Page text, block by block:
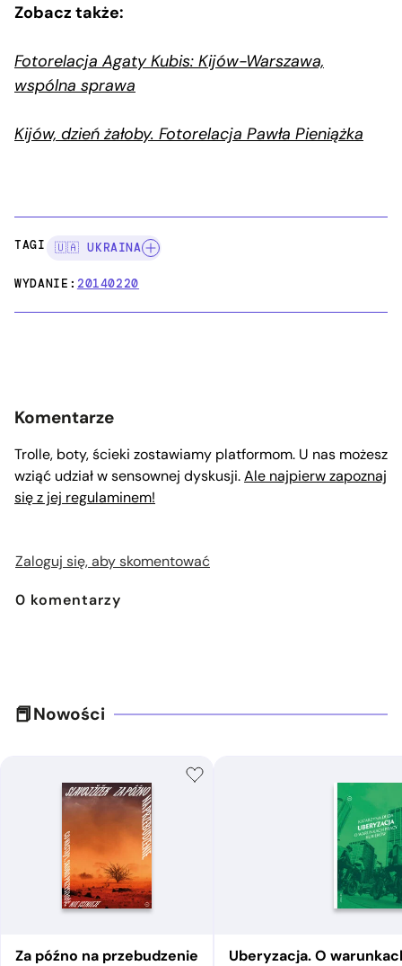
Zobacz także:
Fotorelacja Agaty Kubis: Kijów-Warszawa,
wspólna sprawa
Kijów, dzień żałoby. Fotorelacja Pawła Pieniążka
TAGI: 🇺🇦 UKRAINA
WYDANIE:20140220
Komentarze
Trolle, boty, ścieki zostawiamy platformom. U nas możesz
wziąć udział w sensownej dyskusji.Ale najpierw zapoznaj
się z jej regulaminem!
Zaloguj się, aby skomentować
0 komentarzy
Nowości
Za późno na przebudzenie Uberyzacja. O